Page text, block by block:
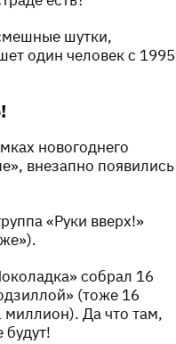
шутки,
один человек с 1995
новогоднего
внезапно появились
«Руки вверх!»
собрал 16
(тоже 16
Да что там,